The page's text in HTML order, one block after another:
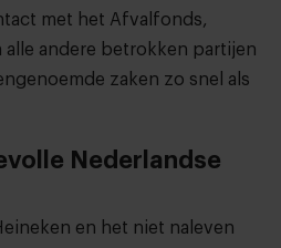
met het Afvalfonds,
alle andere betrokken partijen
zaken zo snel als
Nederlandse
en het niet naleven